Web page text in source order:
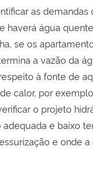
as demandas
haverá água
se os
a vazão da
à fonte de
calor, por exemplo.
o projeto
e baixo
e onde a